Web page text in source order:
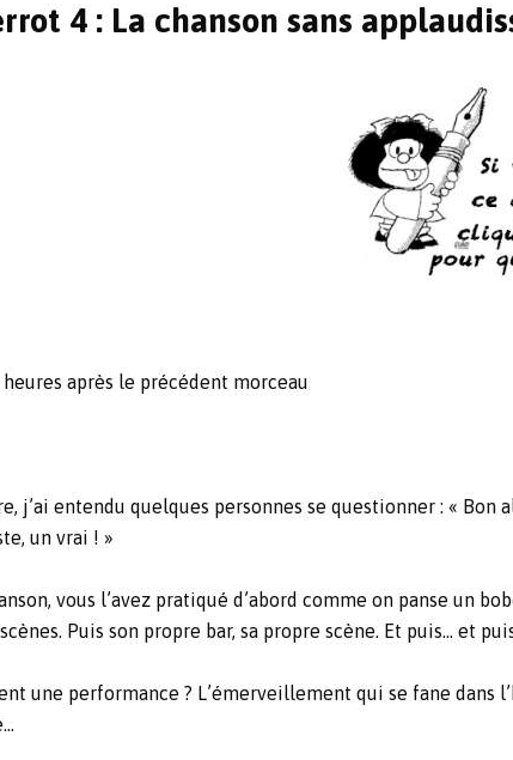
4 : La chanson sans
après le précédent morceau
j’ai entendu quelques personnes se questionner : «
un vrai ! »
vous l’avez pratiqué d’abord comme on panse un
Puis son propre bar, sa propre scène. Et puis… et
une performance ? L’émerveillement qui se fane dans